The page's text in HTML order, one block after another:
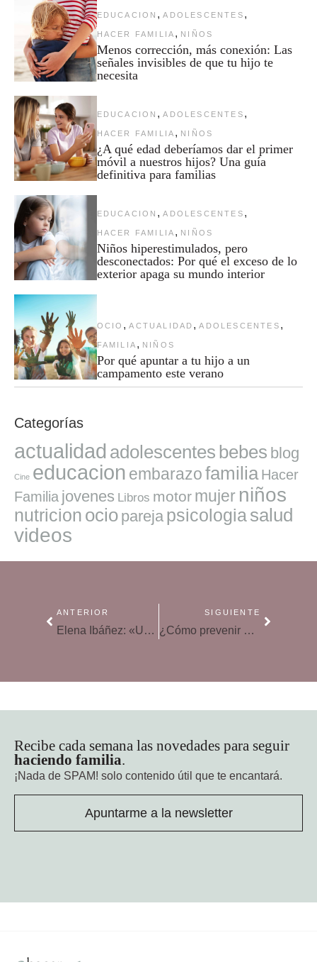
EDUCACION , ADOLESCENTES ,
HACER FAMILIA , NIÑOS
Menos corrección, más conexión: Las
señales invisibles de que tu hijo te
necesita
EDUCACION , ADOLESCENTES ,
HACER FAMILIA , NIÑOS
¿A qué edad deberíamos dar el primer
móvil a nuestros hijos? Una guía
definitiva para familias
EDUCACION , ADOLESCENTES ,
HACER FAMILIA , NIÑOS
Niños hiperestimulados, pero
desconectados: Por qué el exceso de lo
exterior apaga su mundo interior
OCIO , ACTUALIDAD , ADOLESCENTES ,
FAMILIA , NIÑOS
Por qué apuntar a tu hijo a un
campamento este verano
Categorías
actualidad adolescentes bebes blog
Cine educacion embarazofamilia Hacer
Familia jovenes Libros motor mujer niños
nutricion ocio pareja psicologiasalud
videos
ANTERIOR
Elena Ibáñez: «Uno de cada tres estudiantes no acaba el primer curso de la carrera que eligen»
SIGUIENTE
¿Cómo prevenir el ciberbullying en verano?
Recibe cada semana las novedades para seguir
haciendo familia.
¡Nada de SPAM! solo contenido útil que te encantará.
Apuntarme a la newsletter